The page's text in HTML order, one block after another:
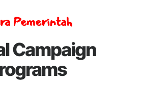
Pemerintah
Campaign